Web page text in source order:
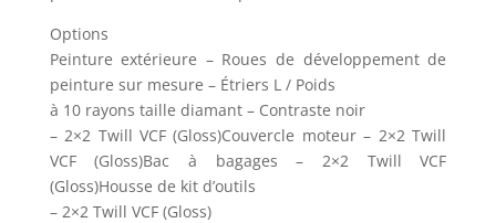
Options
Peinture extérieure – Roues de développement de
peinture sur mesure – Étriers L / Poids
à 10 rayons taille diamant – Contraste noir
– 2×2 Twill VCF (Gloss)Couvercle moteur – 2×2 Twill
VCF (Gloss)Bac à bagages – 2×2 Twill VCF
(Gloss)Housse de kit d’outils
– 2×2 Twill VCF (Gloss)